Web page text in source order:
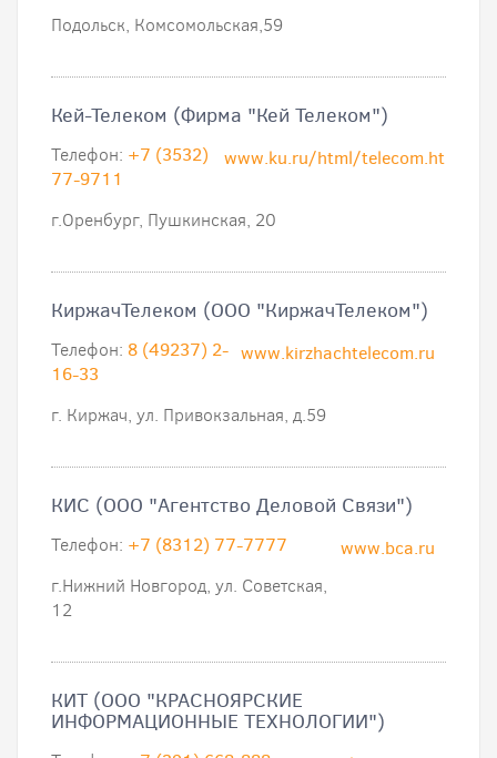
Подольск, Комсомольская,59
Кей-Телеком (Фирма "Кей Телеком")
www.ku.ru/html/telecom.htm
Телефон: +7 (3532)
77-9711
г.Оренбург, Пушкинская, 20
КиржачТелеком (ООО "КиржачТелеком")
www.kirzhachtelecom.ru
Телефон: 8 (49237) 2-
16-33
г. Киржач, ул. Привокзальная, д.59
КИС (ООО "Агентство Деловой Связи")
www.bca.ru
Телефон: +7 (8312) 77-7777
г.Нижний Новгород, ул. Советская,
12
КИТ (ООО "КРАСНОЯРСКИЕ
ИНФОРМАЦИОННЫЕ ТЕХНОЛОГИИ")